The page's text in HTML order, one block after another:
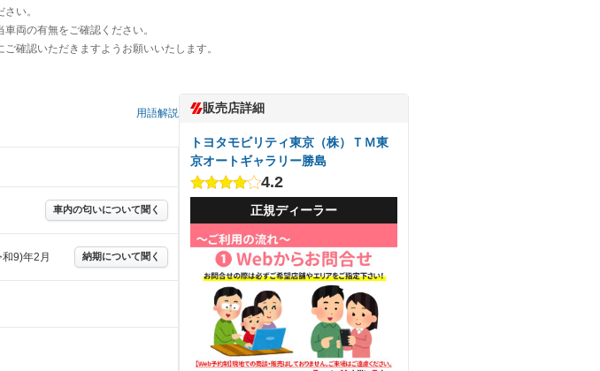
い。
両の有無をご確認ください。
確認いただきますようお願いいたします。
用語解説
車内の匂いについて聞く
9)年2月 納期について聞く
販売店詳細
トヨタモビリティ東京（株）ＴＭ東
京オートギャラリー勝島
4.2
正規ディーラー